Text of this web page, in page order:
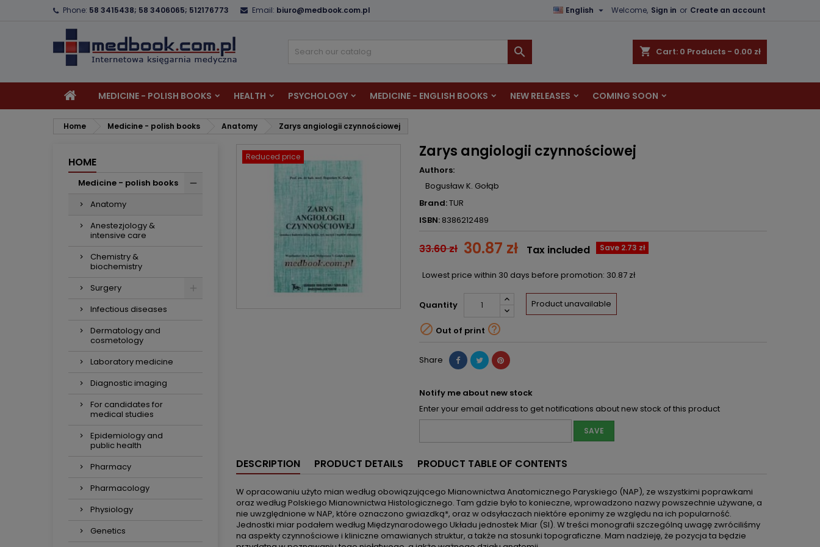
Phone: 58 3415438; 58 3406065; 512176773 Email: biuro@medbook.com.pl Welcome, Sign in or Create an account
English 
shopping_cart Cart: 0 Products - 0.00 zł

MEDICINE - POLISH BOOKS HEALTH PSYCHOLOGY MEDICINE - ENGLISH BOOKS NEW RELEASES COMING SOON
Home Medicine - polish books Anatomy Zarys angiologii czynnościowej
HOME
Medicine - polish books
Anatomy
Anestezjology &
intensive care
Chemistry &
biochemistry
Surgery
Infectious diseases
Dermatology and
cosmetology
Laboratory medicine
Diagnostic imaging
For candidates for
medical studies
Epidemiology and
public health
Pharmacy
Pharmacology
Physiology
Genetics
Reduced price Zarys angiologii czynnościowej
Authors:
Bogusław K. Gołąb
Brand:TUR
ISBN: 8386212489
33.60 zł 30.87 zł Save 2.73 zł
Tax included
Lowest price within 30 days before promotion: 30.87 zł
Quantity Product unavailable
 Out of print 
Share
Notify me about new stock
Enter your email address to get notifications about new stock of this product
SAVE
DESCRIPTION PRODUCT DETAILS PRODUCT TABLE OF CONTENTS
W opracowaniu użyto mian według obowiązującego Mianownictwa Anatomicznego Paryskiego (NAP), ze wszystkimi poprawkami
oraz według Polskiego Mianownictwa Histologicznego. Tam gdzie było to konieczne, wprowadzono nazwy powszechnie używane, a
nie uwzględnione w NAP, które oznaczono gwiazdką*, oraz w odsyłaczach niektóre eponimy ze względu na ich popularność.
Jednostki miar podałem według Międzynarodowego Układu jednostek Miar (SI). W treści monografii szczególną uwagę zwróciliśmy
na aspekty czynnościowe i kliniczne omawianych struktur, a także na stosunki topograficzne. Mam nadzieję, że pozycja ta będzie
You need to be logged in to save products in your wishlist.